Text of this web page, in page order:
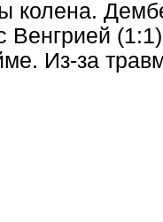
колена.
Венгрией
Из-за